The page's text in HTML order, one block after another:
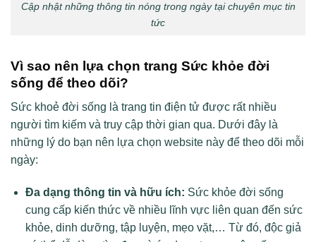
Cập nhật những thông tin nóng trong ngày tại chuyên mục tin
tức
Vì sao nên lựa chọn trang Sức khỏe đời
sống để theo dõi?
Sức khoẻ đời sống là trang tin điện tử được rất nhiều
người tìm kiếm và truy cập thời gian qua. Dưới đây là
những lý do bạn nên lựa chọn website này để theo dõi mỗi
ngày:
Đa dạng thông tin và hữu ích: Sức khỏe đời sống
cung cấp kiến thức về nhiều lĩnh vực liên quan đến sức
khỏe, dinh dưỡng, tập luyện, mẹo vặt,… Từ đó, độc giả